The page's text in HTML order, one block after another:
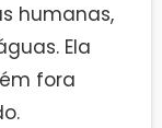
humanas,
Ela
fora